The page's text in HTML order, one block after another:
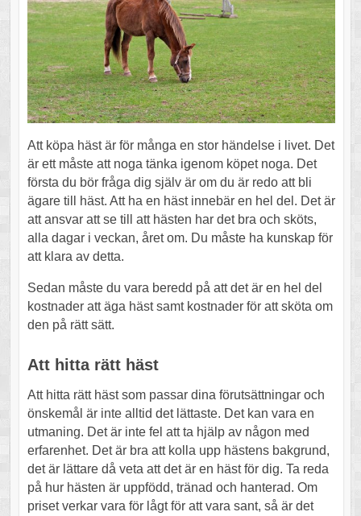
Att köpa häst är för många en stor händelse i livet. Det
är ett måste att noga tänka igenom köpet noga. Det
första du bör fråga dig själv är om du är redo att bli
ägare till häst. Att ha en häst innebär en hel del. Det är
att ansvar att se till att hästen har det bra och sköts,
alla dagar i veckan, året om. Du måste ha kunskap för
att klara av detta.
Sedan måste du vara beredd på att det är en hel del
kostnader att äga häst samt kostnader för att sköta om
den på rätt sätt.
Att hitta rätt häst
Att hitta rätt häst som passar dina förutsättningar och
önskemål är inte alltid det lättaste. Det kan vara en
utmaning. Det är inte fel att ta hjälp av någon med
erfarenhet. Det är bra att kolla upp hästens bakgrund,
det är lättare då veta att det är en häst för dig. Ta reda
på hur hästen är uppfödd, tränad och hanterad. Om
priset verkar vara för lågt för att vara sant, så är det